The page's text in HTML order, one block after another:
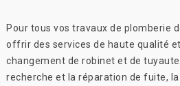
Pour tous vos travaux de plomberie
offrir des services de haute qualité
changement de robinet et de
recherche et la réparation de fuite,